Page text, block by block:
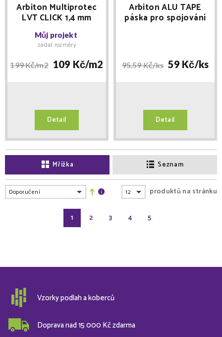
Arbiton Multiprotec
LVT CLICK 1,4 mm
Můj projekt
zadat rozměry
199 Kč/m2 109 Kč/m2
Detail
Arbiton ALU TAPE
páska pro spojování
95.59 Kč/ks 59 Kč/ks
Detail
Mřížka Seznam
1 2 3 4 5
produktů na stránku
Vzorky podlah a koberců
Doprava nad 15 000 Kč zdarma